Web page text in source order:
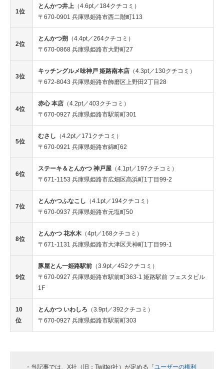
1位
とんかつ井上 （4.6pt／184クチコミ）
〒670-0901 兵庫県姫路市西二階町113
2位
とんかつ朔 （4.4pt／264クチコミ）
〒670-0868 兵庫県姫路市大野町27
3位
キッチングルメ味神戸 姫路南本店 （4.3pt／130クチコミ）
〒672-8043 兵庫県姫路市飾磨区上野田2丁目28
4位
赤心 本店 （4.2pt／403クチコミ）
〒670-0927 兵庫県姫路市駅前町301
5位
むさし （4.2pt／171クチコミ）
〒670-0921 兵庫県姫路市綿町62
6位
ステーキ＆とんかつ 神戸屋 （4.1pt／197クチコミ）
〒671-1153 兵庫県姫路市広畑区高浜町1丁目99-2
7位
とんかつふなこし （4.1pt／194クチコミ）
〒670-0937 兵庫県姫路市元塩町50
8位
とんかつ 花水木 （4pt／168クチコミ）
〒671-1131 兵庫県姫路市大津区天神町1丁目99-1
9位
豚屋とん一姫路駅前 （3.9pt／452クチコミ）
〒670-0927 兵庫県姫路市駅前町363-1 姫路駅前 フェスタビル
1F
10
位
とんかつ いわしろ （3.9pt／392クチコミ）
〒670-0927 兵庫県姫路市駅前町303
・当記事では、X社（旧：Twitter社）が定める「 ユーザーの権利